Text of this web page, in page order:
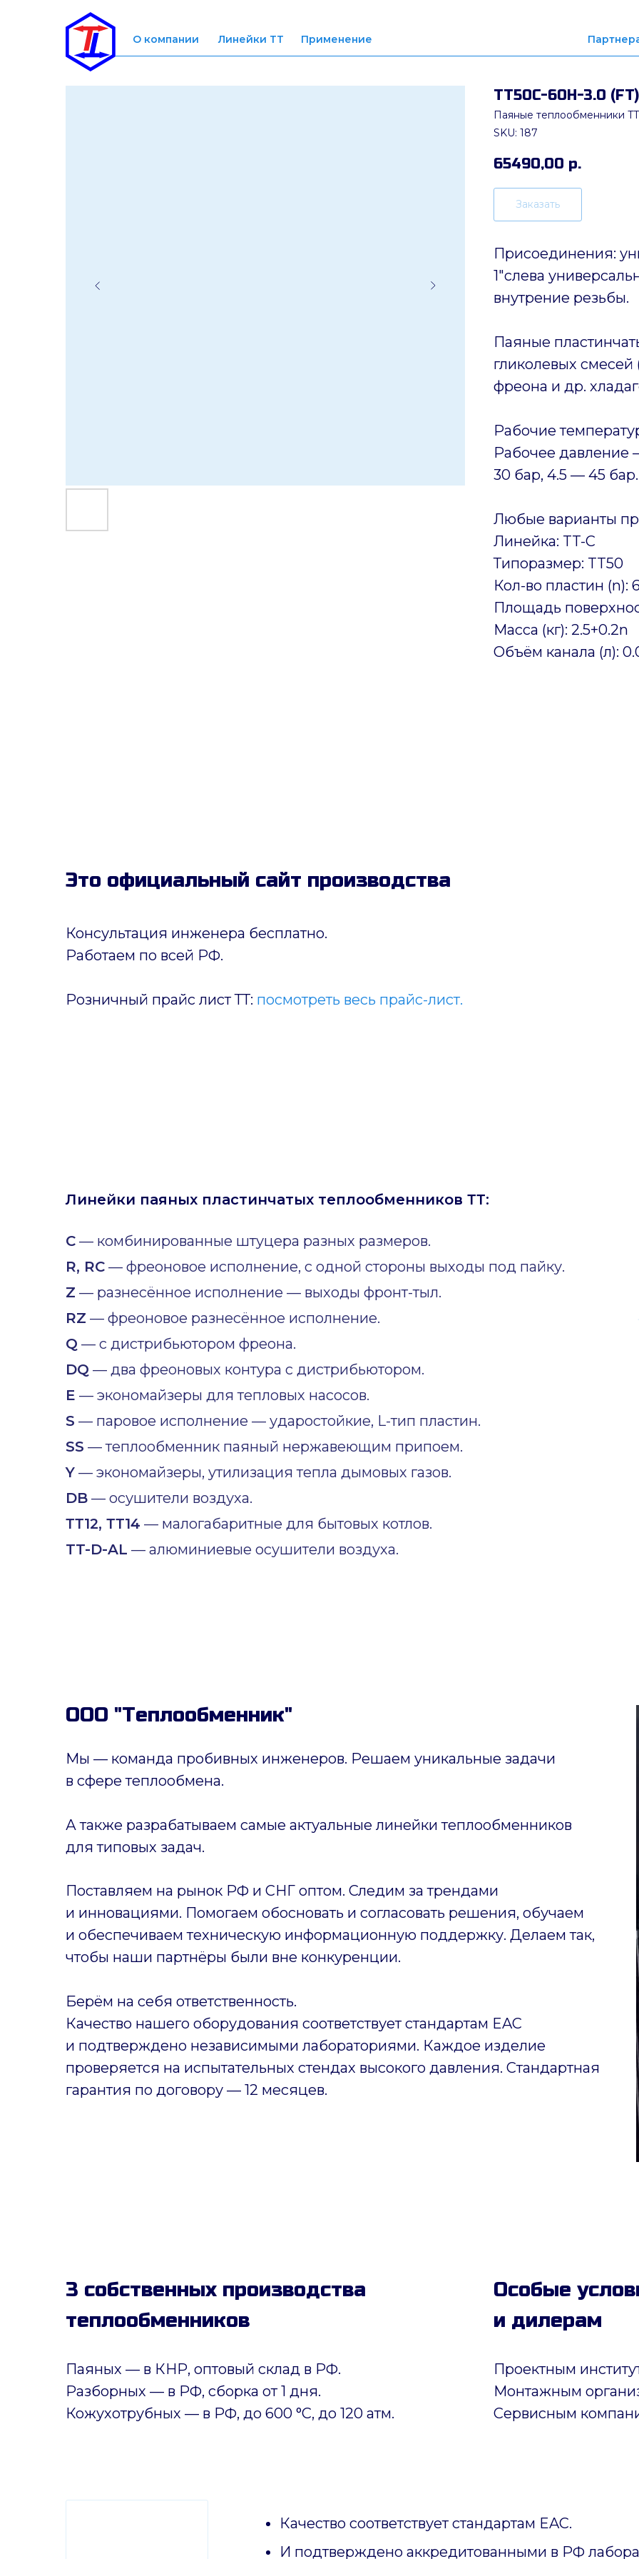
О компании Линейки ТТ Применение
ТТ50C-60H-3.0 (FT)
Паяные теплообменники TT
SKU: 187
65490,00 р.
Заказать
Присоединения:
1"слева
внутрение резьбы.
Паяные
гликолевых смесей
фреона и др.
Рабочие
Рабочее давление
30 бар, 4.5 — 45 бар.
Любые варианты
Линейка: TT-C
Типоразмер: TT50
Кол-во пластин (n):
Площадь
Масса (кг): 2.5+0.2n
Объём канала (л):
Консультация инженера бесплатно.
Работаем по всей РФ.
Розничный прайс лист ТТ: посмотреть весь прайс-лист.
Это официальный сайт производства
Линейки паяных пластинчатых теплообменников ТТ:
C — комбинированные штуцера разных размеров.
R, RC — фреоновое исполнение, с одной стороны выходы под пайку.
Z — разнесённое исполнение — выходы фронт-тыл.
RZ — фреоновое разнесённое исполнение.
Q — с дистрибьютором фреона.
DQ — два фреоновых контура с дистрибьютором.
E — экономайзеры для тепловых насосов.
S — паровое исполнение — ударостойкие, L-тип пластин.
SS — теплообменник паяный нержавеющим припоем.
Y — экономайзеры, утилизация тепла дымовых газов.
DB — осушители воздуха.
ТТ12, ТТ14 — малогабаритные для бытовых котлов.
TT-D-AL — алюминиевые осушители воздуха.
ООО "Теплообменник"
Мы — команда пробивных инженеров. Решаем уникальные задачи
в сфере теплообмена.
А также разрабатываем самые актуальные линейки теплообменников
для типовых задач.
Берём на себя ответственность.
Качество нашего оборудования соответствует стандартам EAC
и подтверждено независимыми лабораториями. Каждое изделие
проверяется на испытательных стендах высокого давления. Стандартная
гарантия по договору — 12 месяцев.
Поставляем на рынок РФ и СНГ оптом. Следим за трендами
и инновациями. Помогаем обосновать и согласовать решения, обучаем
и обеспечиваем техническую информационную поддержку. Делаем так,
чтобы наши партнёры были вне конкуренции.
3 собственных производства
теплообменников
Паяных — в КНР, оптовый склад в РФ.
Разборных — в РФ, сборка от 1 дня.
Кожухотрубных — в РФ, до 600 °C, до 120 атм.
Особые
и дилерам
Проектным
Монтажным
Сервисным
Качество соответствует стандартам EAC.
И подтверждено аккредитованными в РФ